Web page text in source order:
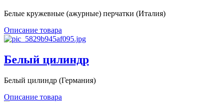
Белые кружевные (ажурные) перчатки (Италия)
Описание товара
Белый цилиндр
Белый цилиндр (Германия)
Описание товара